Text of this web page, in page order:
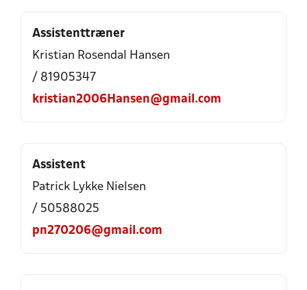
Assistenttræner
Kristian Rosendal Hansen
/ 81905347
kristian2006Hansen@gmail.com
Assistent
Patrick Lykke Nielsen
/ 50588025
pn270206@gmail.com